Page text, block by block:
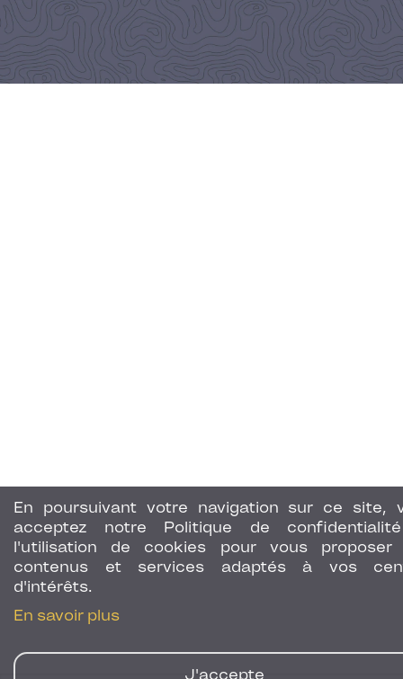
En poursuivant votre navigation sur ce site,
acceptez notre Politique de
l'utilisation de cookies pour vous proposer
contenus et services adaptés à vos
d'intérêts.
En savoir plus
J'accepte